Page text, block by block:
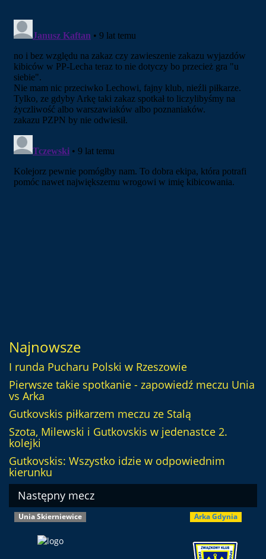
Najnowsze
I runda Pucharu Polski w Rzeszowie
Pierwsze takie spotkanie - zapowiedź meczu Unia
vs Arka
Gutkovskis piłkarzem meczu ze Stalą
Szota, Milewski i Gutkovskis w jedenastce 2.
kolejki
Gutkovskis: Wszystko idzie w odpowiednim
kierunku
Następny mecz
Unia Skierniewice Arka Gdynia